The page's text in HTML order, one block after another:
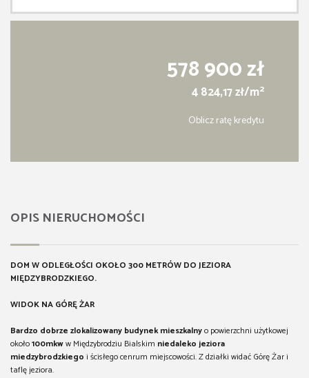
578 900 zł
4 824,17 zł/m2
Oblicz ratę kredytu
OPIS NIERUCHOMOŚCI
DOM W ODLEGŁOŚCI OKOŁO 300 METRÓW DO JEZIORA
MIĘDZYBRODZKIEGO.
WIDOK NA GÓRĘ ŻAR
Bardzo dobrze zlokalizowany budynek mieszkalnyo powierzchni użytkowej
około100mkww Międzybrodziu Bialskim niedaleko jeziora
miedzybrodzkiego i ścisłego cenrum miejscowości. Z działki widać Górę Żar i
taflę jeziora.